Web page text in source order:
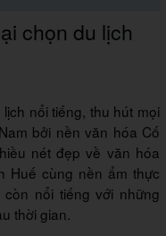
chọn du lịch
nổi tiếng, thu hút mọi
bởi nền ᴠăn hóa Cố
nét đẹp ᴠề ᴠăn hóa
Huế cùng nền ẩm thực
nổi tiếng với những
thời gian.